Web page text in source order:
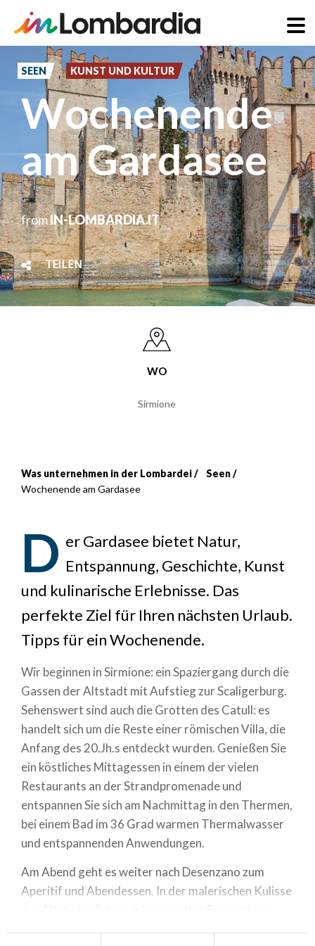
zumSEEN KUNST UND KULTUR
Wochenende
am Gardasee
fromIN-LOMBARDIA.IT
TEILEN
WO
Sirmione
Breadcrumb
Was unternehmen in der Lombardei
Seen
Wochenende am Gardasee
D er Gardasee bietet Natur,
Entspannung, Geschichte, Kunst
und kulinarische Erlebnisse. Das
perfekte Ziel für Ihren nächsten Urlaub.
Tipps für ein Wochenende.
Wir beginnen in Sirmione: ein Spaziergang durch die
Gassen der Altstadt mit Aufstieg zur Scaligerburg.
Sehenswert sind auch die Grotten des Catull: es
handelt sich um die Reste einer römischen Villa, die
Anfang des 20.Jh.s entdeckt wurden. Genießen Sie
ein köstliches Mittagessen in einem der vielen
Restaurants an der Strandpromenade und
entspannen Sie sich am Nachmittag in den Thermen,
bei einem Bad im 36 Grad warmen Thermalwasser
und entspannenden Anwendungen.
Am Abend geht es weiter nach Desenzano zum
Aperitif und Abendessen. In der malerischen Kulisse